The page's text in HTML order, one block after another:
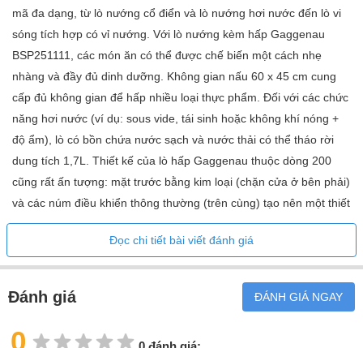
mã đa dạng, từ lò nướng cổ điển và lò nướng hơi nước đến lò vi
sóng tích hợp có vỉ nướng. Với lò nướng kèm hấp Gaggenau
BSP251111, các món ăn có thể được chế biến một cách nhẹ
nhàng và đầy đủ dinh dưỡng. Không gian nấu 60 x 45 cm cung
cấp đủ không gian để hấp nhiều loại thực phẩm. Đối với các chức
năng hơi nước (ví dụ: sous vide, tái sinh hoặc không khí nóng +
độ ẩm), lò có bồn chứa nước sạch và nước thải có thể tháo rời
dung tích 1,7L. Thiết kế của lò hấp Gaggenau thuộc dòng 200
cũng rất ấn tượng: mặt trước bằng kim loại (chặn cửa ở bên phải)
và các núm điều khiển thông thường (trên cùng) tạo nên một thiết
bị nhà bếp có thiết kế bắt mắt trong mọi căn bếp!
Sự kết hợp của không khí nóng và hơi
nước
Sự kết hợp giữa khí nóng (lên đến 230 °C) và hơi nước với 5 mức
Đọc chi tiết bài viết đánh giá
Đánh giá ĐÁNH GIÁ NGAY
0